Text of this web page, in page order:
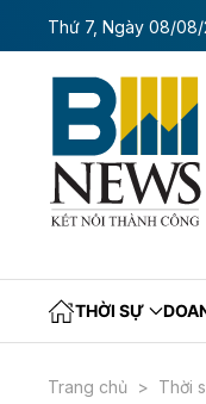
Thứ 7, Ngày 08/
tin kinh tế của
THỜI SỰ
Trang chủ Thời